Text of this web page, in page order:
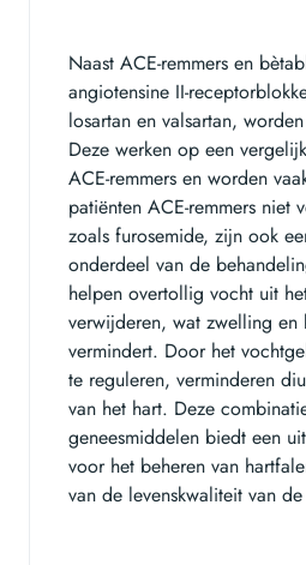
Naast ACE-remmers en
angiotensine II-
losartan en valsartan,
Deze werken op een
ACE-remmers en worden
patiënten ACE-remmers niet
zoals furosemide, zijn ook
onderdeel van de
helpen overtollig vocht uit
verwijderen, wat zwelling en
vermindert. Door het
te reguleren, verminderen
van het hart. Deze
geneesmiddelen biedt een
voor het beheren van
van de levenskwaliteit van